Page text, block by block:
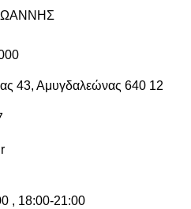
43, Αμυγδαλεώνας 640 12
, 18:00-21:00